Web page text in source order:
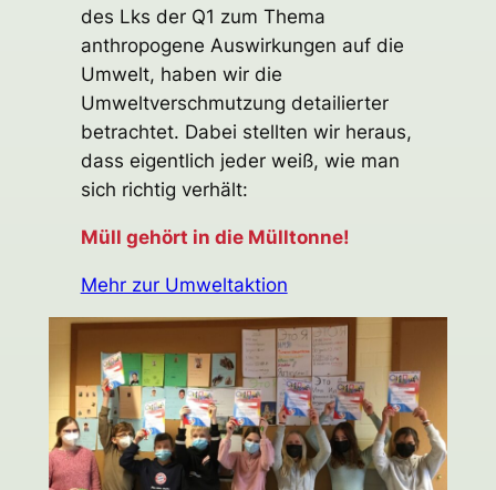
des Lks der Q1 zum Thema
anthropogene Auswirkungen auf die
Umwelt, haben wir die
Umweltverschmutzung detailierter
betrachtet. Dabei stellten wir heraus,
dass eigentlich jeder weiß, wie man
sich richtig verhält:
Müll gehört in die Mülltonne!
Mehr zur Umweltaktion